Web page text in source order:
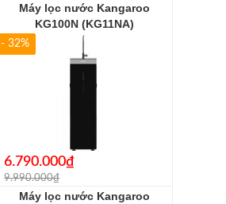
Máy lọc nước Kangaroo
KG100N (KG11NA)
- 32%
6.790.000₫
9.990.000₫
Máy lọc nước Kangaroo